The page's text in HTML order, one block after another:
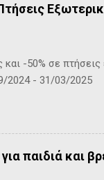
-50% σε
2024 - 31/03/2025
παιδιά και